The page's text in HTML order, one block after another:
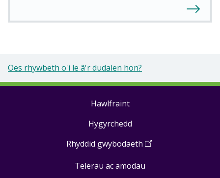
Oes rhywbeth o'i le â'r dudalen hon?
Hawlfraint
Hygyrchedd
Rhyddid gwybodaeth (Open
a
Telerau ac amodau